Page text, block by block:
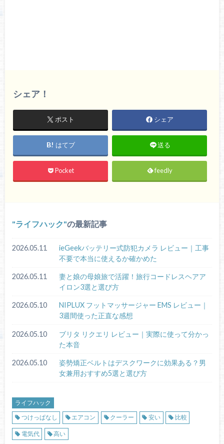
シェア！
ポスト シェア
はてブ 送る
Pocket feedly
ライフハック の最新記事
2026.05.11
ieGeekバッテリー式防犯カメラ レビュー｜工事
不要で本当に使えるか確かめた
2026.05.11
妻と娘の母娘旅で活躍！旅行コードレスヘアア
イロン3選と選び方
2026.05.10
NIPLUX フットマッサージャー EMS レビュー｜
3週間使った正直な感想
2026.05.10
ブリタ リクエリ レビュー｜実際に使って分かっ
た本音
2026.05.10
姿勢矯正ベルトはデスクワークに効果ある？男
女兼用おすすめ5選と選び方
ライフハック
つけっぱなし
エアコン クーラー 安い 比較
電気代 高い